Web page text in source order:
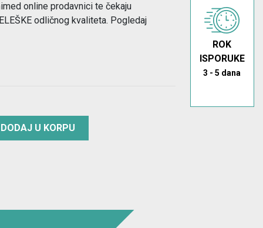
online prodavnici te čekaju
odličnog kvaliteta. Pogledaj
DODAJ U KORPU
ROK
ISPORUKE
3 - 5 dana